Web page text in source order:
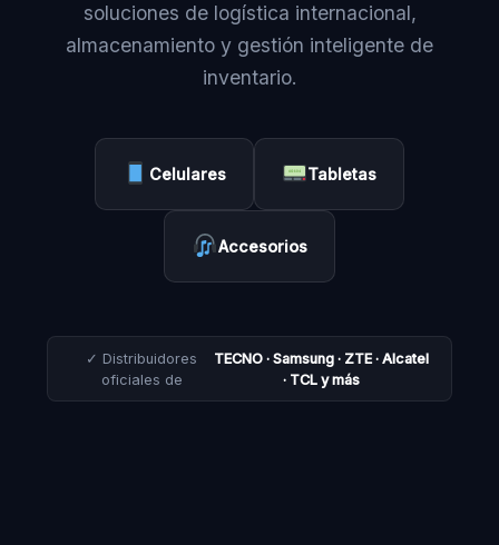
soluciones de logística internacional,
almacenamiento y gestión inteligente de
inventario.
Celulares Tabletas
Accesorios
✓ Distribuidores
oficiales de
TECNO · Samsung · ZTE · Alcatel
· TCL y más